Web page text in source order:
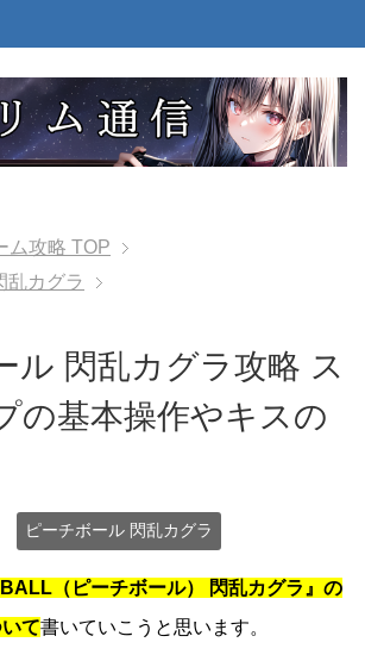
ム攻略 TOP
乱カグラ
ル 閃乱カグラ攻略 ス
の基本操作やキスの
ピーチボール 閃乱カグラ
BALL（ピーチボール） 閃乱カグラ』の
て書いていこうと思います。